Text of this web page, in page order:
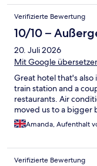
Verifizierte Bewertung
10/10 –
20. Juli 2026
Mit Google
Great hotel that's
train station and a
restaurants. Air
moved us to a bigger
Amanda, Aufenthalt
Verifizierte Bewertung